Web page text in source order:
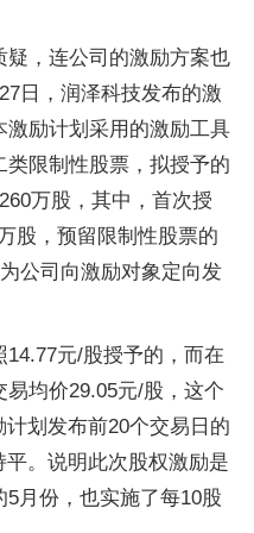
疑，连公司的激励方案也
日，润泽科技发布的激
励计划采用的激励工具
限制性股票，拟授予的
万股，其中，首次授
股，预留限制性股票的
公司向激励对象定向发
元/股授予的，而在
均价29.05元/股，这个
划发布前20个交易日的
。说明此次股权激励是
月份，也实施了每10股